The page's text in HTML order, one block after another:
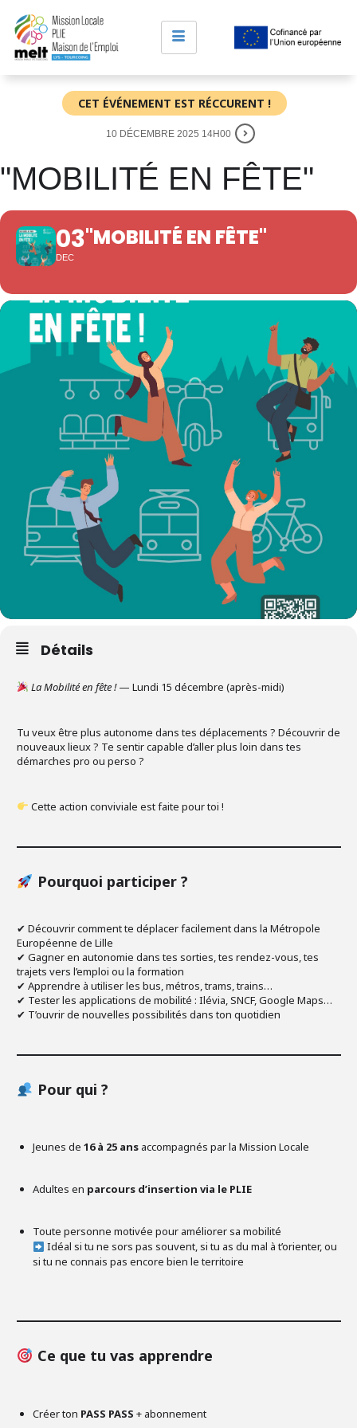
CET ÉVÉNEMENT EST RÉCCURENT !
10 DÉCEMBRE 2025 14H00
"MOBILITÉ EN FÊTE"
03
DEC
"MOBILITÉ EN FÊTE"
Détails
La Mobilité en fête !— Lundi 15 décembre (après-midi)
Tu veux être plus autonome dans tes déplacements ? Découvrir de
nouveaux lieux ? Te sentir capable d’aller plus loin dans tes
démarches pro ou perso ?
Cette action conviviale est faite pour toi !
Pourquoi participer ?
✔ Découvrir comment te déplacer facilement dans la Métropole
Européenne de Lille
✔ Gagner en autonomie dans tes sorties, tes rendez-vous, tes
trajets vers l’emploi ou la formation
✔ Apprendre à utiliser les bus, métros, trams, trains…
✔ Tester les applications de mobilité : Ilévia, SNCF, Google Maps…
✔ T’ouvrir de nouvelles possibilités dans ton quotidien
Pour qui ?
Jeunes de 16 à 25 ans accompagnés par la Mission Locale
Adultes en parcours d’insertion via le PLIE
Toute personne motivée pour améliorer sa mobilité
Idéal si tu ne sors pas souvent, si tu as du mal à t’orienter, ou
si tu ne connais pas encore bien le territoire
Ce que tu vas apprendre
Créer ton PASS PASS + abonnement